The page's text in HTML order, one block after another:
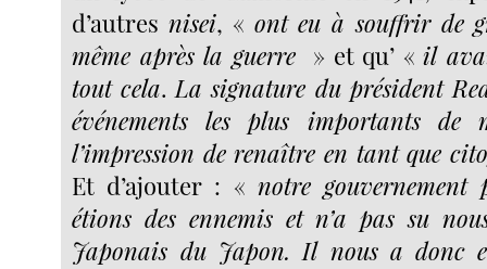
d’autres nisei, « ont eu à souffrir de
même après la guerre » et qu’ «il
tout cela.La signature du président
événements les plus importants
l’impression de renaître en tant que
Et d’ajouter : « notre gouvernement
étions des ennemis et n’a pas su
Japonais du Japon. Il nous a donc